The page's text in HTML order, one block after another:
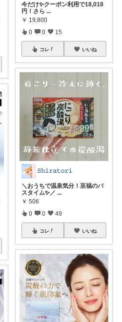
今だけ✨クーポン利用で18,018
円！さら ...
￥ 19,800
0 0 15
コレ いいね
𝚂𝚑𝚒𝚛𝚊𝚝𝚘𝚛𝚒
＼おうちで温泉気分！至福のバ
スタイム✨／ ...
￥ 506
0 0 49
コレ いいね